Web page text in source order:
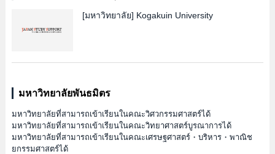
[มหาวิทยาลัย] Kogakuin University
มหาวิทยาลัยพันธมิตร
มหาวิทยาลัยที่สามารถเข้าเรียนในคณะวิศวกรรมศาสตร์ได้
มหาวิทยาลัยที่สามารถเข้าเรียนในคณะวิทยาศาสตร์บูรณาการได้
มหาวิทยาลัยที่สามารถเข้าเรียนในคณะเศรษฐศาสตร์・บริหาร・พาณิช
ยกรรมศาสตร์ได้